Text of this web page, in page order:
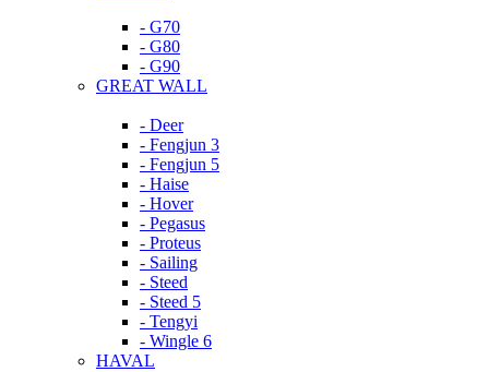
- G70
- G80
- G90
GREAT WALL
- Deer
- Fengjun 3
- Fengjun 5
- Haise
- Hover
- Pegasus
- Proteus
- Sailing
- Steed
- Steed 5
- Tengyi
- Wingle 6
HAVAL